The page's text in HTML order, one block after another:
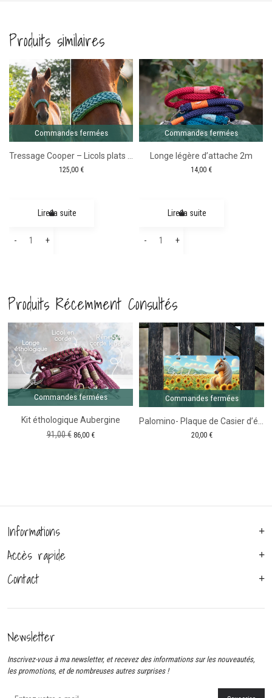
Produits similaires
Commandes fermées
125,00 €
Lire la suite
-
quantité
-
plats
-
Gamme
trait
+
Commandes fermées
Longe légère d’attache 2m
14,00 €
Lire la suite
-
quantité
d'attache
+
Produits Récemment Consultés
-5%
Commandes fermées
Kit éthologique Aubergine
91,00€ Le
86,00 €Le
Commandes fermées
20,00 €
Informations
Accès rapide
Contact
Newsletter
Inscrivez-vous à ma newsletter, et recevez des informations sur les nouveautés,
les promotions, et de nombreuses autres surprises !